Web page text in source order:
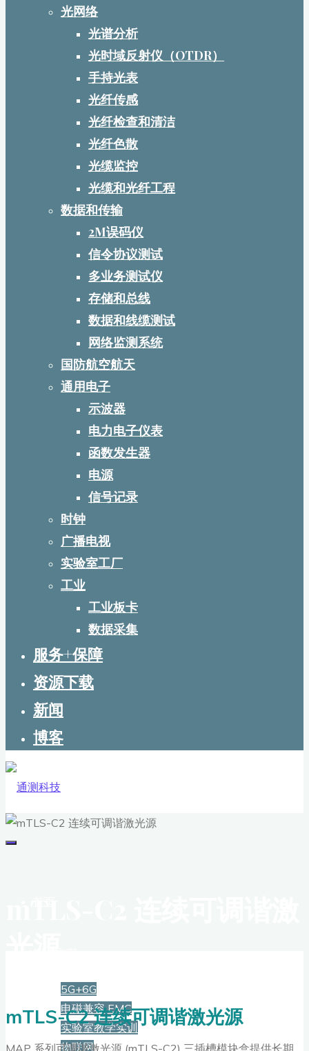
光网络
光谱分析
光时域反射仪（OTDR）
手持光表
光纤传感
光纤检查和清洁
光纤色散
光缆监控
光缆和光纤工程
数据和传输
2M误码仪
信令协议测试
多业务测试仪
存储和总线
数据和线缆测试
网络监测系统
国防航空航天
通用电子
示波器
电力电子仪表
函数发生器
电源
信号记录
时钟
广播电视
实验室工厂
工业
工业板卡
数据采集
服务+保障
资源下载
新闻
博客
5G+6G
电磁兼容 EMC
实验室教学实训
物联网
mTLS-C2 连续可调谐激光源
MAP 系列可调谐激光源 (mTLS-C2) 三插槽模块盒提供长期